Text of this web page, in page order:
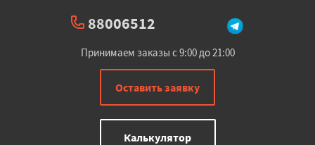
88006512
Принимаем заказы с 9:00 до 21:00
Оставить заявку
Калькулятор